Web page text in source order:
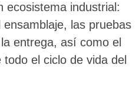
ecosistema industrial:
las pruebas
entrega, así como el
el ciclo de vida del